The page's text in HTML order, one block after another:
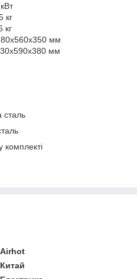
мм
мм
сталь
комплекті
Airhot
Китай